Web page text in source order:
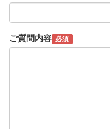
ご質問内容 必須